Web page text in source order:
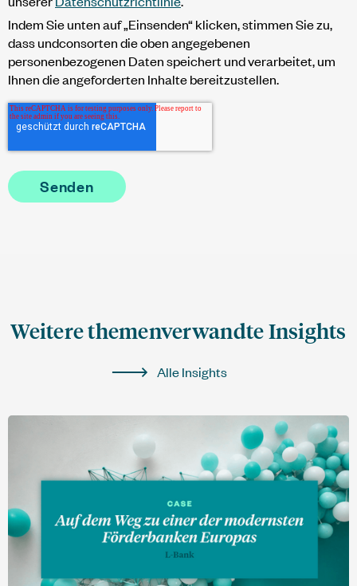
Indem Sie unten auf „Einsenden“ klicken, stimmen Sie zu,
dass undconsorten die oben angegebenen
personenbezogenen Daten speichert und verarbeitet, um
Ihnen die angeforderten Inhalte bereitzustellen.
Weitere themenverwandte Insights
Alle Insights